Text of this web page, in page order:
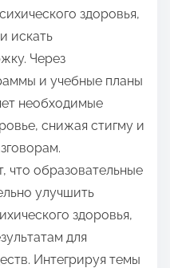
здоровья,
искать
Через
и учебные планы
необходимые
снижая стигму и
что образовательные
улучшить
здоровья,
для
Интегрируя темы